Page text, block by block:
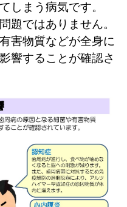
しまう病気です。
題ではありません。
害物質などが全身に
響することが確認さ